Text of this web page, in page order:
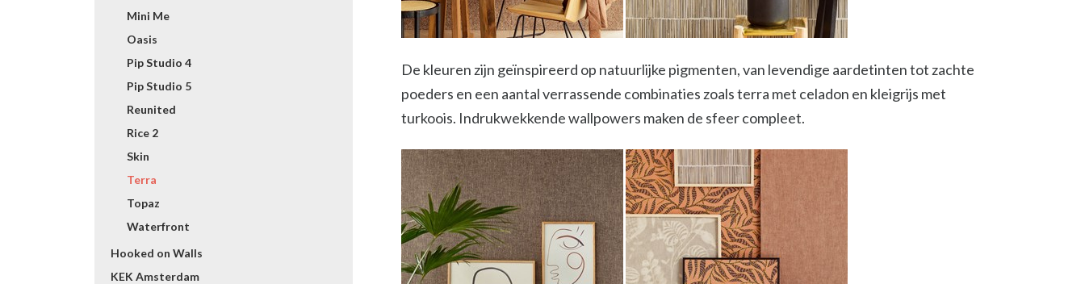
Mini Me
Oasis
Pip Studio 4
Pip Studio 5
Reunited
Rice 2
Skin
Terra
Topaz
Waterfront
Hooked on Walls
KEK Amsterdam
De kleuren zijn geïnspireerd op natuurlijke pigmenten, van levendige aardetinten tot zachte
poeders en een aantal verrassende combinaties zoals terra met celadon en kleigrijs met
turkoois. Indrukwekkende wallpowers maken de sfeer compleet.